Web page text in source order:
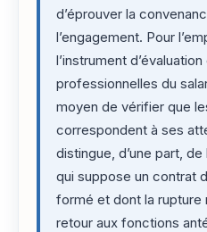
d’éprouver la
l’engagement. Pour
l’instrument
professionnelles du
moyen de vérifier que
correspondent à ses
distingue, d’une part, de
qui suppose un contrat
formé et dont la rupture
retour aux fonctions